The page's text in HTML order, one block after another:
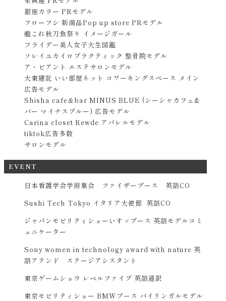
銀座カラー PRモデル
フローフシ 新商品Pop up store PRモデル
艦これ秋刀魚祭り イメージガール
フライデー美人女子大生図鑑
ソレイユカイロプラクティック 整骨院モデル
ア・ビアント エステサロンモデル
大東建託 いい部屋ネット コワーキングスペース メイン
広告モデル
Shisha cafe＆bar MINUS BLUE (シーシャカフェ&
バー マイナスブルー) 広告モデル
Carina closet Rewde アパレルモデル
tiktok広告多数
サロンモデル
EVENT
日本看護学会学術集会 ファイザーブース 英語CO
Sushi Tech Tokyo イタリア大使館 英語CO
ジャパンモビリティショーいすゞブース 英語モデルコミ
ュニケーター
Sony women in technology award with nature 英
語アテンド ステージアシスタント
東京ゲームショウ レベルファイブ 英語通訳
東京モビリティショー BMWブース バイリンガルモデル